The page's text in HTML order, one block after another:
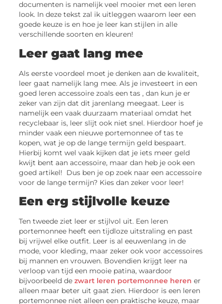
documenten is namelijk veel mooier met een leren
look. In deze tekst zal ik uitleggen waarom leer een
goede keuze is en hoe je leer kan stijlen in alle
verschillende soorten en kleuren!
Leer gaat lang mee
Als eerste voordeel moet je denken aan de kwaliteit,
leer gaat namelijk lang mee. Als je investeert in een
goed leren accessoire zoals een tas , dan kun je er
zeker van zijn dat dit jarenlang meegaat. Leer is
namelijk een vaak duurzaam materiaal omdat het
recyclebaar is, leer slijt ook niet snel. Hierdoor hoef je
minder vaak een nieuwe portemonnee of tas te
kopen, wat je op de lange termijn geld bespaart.
Hierbij komt wel vaak kijken dat je iets meer geld
kwijt bent aan accessoire, maar dan heb je ook een
goed artikel! Dus ben je op zoek naar een accessoire
voor de lange termijn? Kies dan zeker voor leer!
Een erg stijlvolle keuze
Ten tweede ziet leer er stijlvol uit. Een leren
portemonnee heeft een tijdloze uitstraling en past
bij vrijwel elke outfit. Leer is al eeuwenlang in de
mode, voor kleding, maar zeker ook voor accessoires
bij mannen en vrouwen. Bovendien krijgt leer na
verloop van tijd een mooie patina, waardoor
bijvoorbeeld de zwart leren portemonnee heren er
alleen maar beter uit gaat zien. Hierdoor is een leren
portemonnee niet alleen een praktische keuze, maar